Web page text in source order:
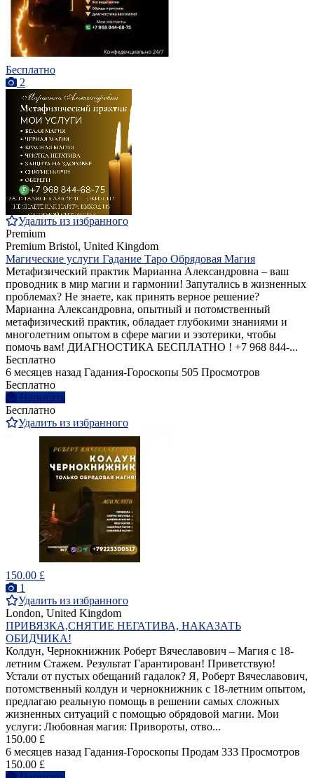
Бесплатно
2
Удалить из избранного
Premium
Premium Bristol, United Kingdom
Магические услуги Гадание Таро Обрядовая Магия
Метафизический практик Марианна Александровна – ваш
проводник в мир магии и гармонии! Запутались в жизненных
проблемах? Не знаете, как принять верное решение?
Марианна Александровна, опытный и потомственный
метафизический практик, обладает глубокими знаниями и
многолетним опытом в сфере магии и эзотерики, чтобы
помочь вам! ДИАГНОСТИКА БЕСПЛАТНО ! +7 968 844‑...
Бесплатно
6 месяцев назад Гадания-Гороскопы 505 Просмотров
Бесплатно
Написать
Бесплатно
Удалить из избранного
150.00 £
1
Удалить из избранного
London, United Kingdom
ПРИВЯЗКА,СНЯТИЕ НЕГАТИВА, НАКАЗАТЬ
ОБИДЧИКА!
Колдун, Чернокнижник Роберт Вячеславович – Магия с 18-
летним Стажем. Результат Гарантирован! Приветствую!
Устали от пустых обещаний гадалок? Я, Роберт Вячеславович,
потомственный колдун и чернокнижник с 18-летним опытом,
предлагаю реальную помощь в решении самых сложных
жизненных ситуаций с помощью обрядовой магии. Мои
услуги: Любовная магия: Привороты, отво...
150.00 £
6 месяцев назад Гадания-Гороскопы Продам 333 Просмотров
150.00 £